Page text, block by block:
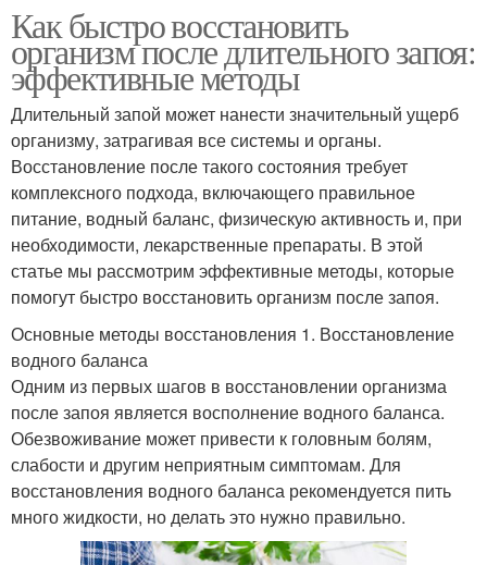
Как быстро восстановить
организм после длительного запоя:
эффективные методы
Длительный запой может нанести значительный ущерб
организму, затрагивая все системы и органы.
Восстановление после такого состояния требует
комплексного подхода, включающего правильное
питание, водный баланс, физическую активность и, при
необходимости, лекарственные препараты. В этой
статье мы рассмотрим эффективные методы, которые
помогут быстро восстановить организм после запоя.
Основные методы восстановления 1. Восстановление
водного баланса
Одним из первых шагов в восстановлении организма
после запоя является восполнение водного баланса.
Обезвоживание может привести к головным болям,
слабости и другим неприятным симптомам. Для
восстановления водного баланса рекомендуется пить
много жидкости, но делать это нужно правильно.